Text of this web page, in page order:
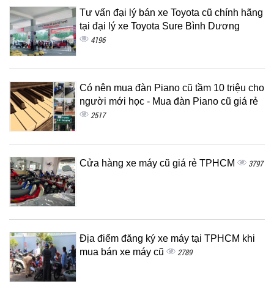
Tư vấn đại lý bán xe Toyota cũ chính hãng
tại đại lý xe Toyota Sure Bình Dương
4196
Có nên mua đàn Piano cũ tầm 10 triệu cho
người mới học - Mua đàn Piano cũ giá rẻ
2517
Cửa hàng xe máy cũ giá rẻ TPHCM 3797
Địa điểm đăng ký xe máy tại TPHCM khi
mua bán xe máy cũ
2789